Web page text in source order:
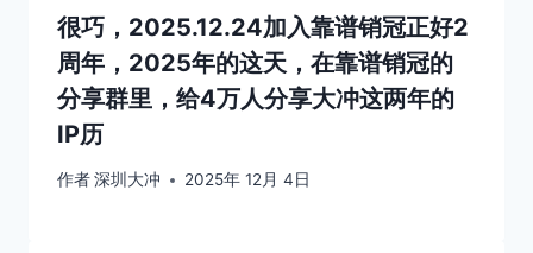
很巧，2025.12.24加入靠谱销冠正好2
周年，2025年的这天，在靠谱销冠的
分享群里，给4万人分享大冲这两年的
IP历
作者深圳大冲 2025年 12月 4日